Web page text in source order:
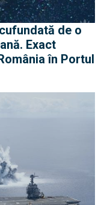
de o
Exact
în Portul